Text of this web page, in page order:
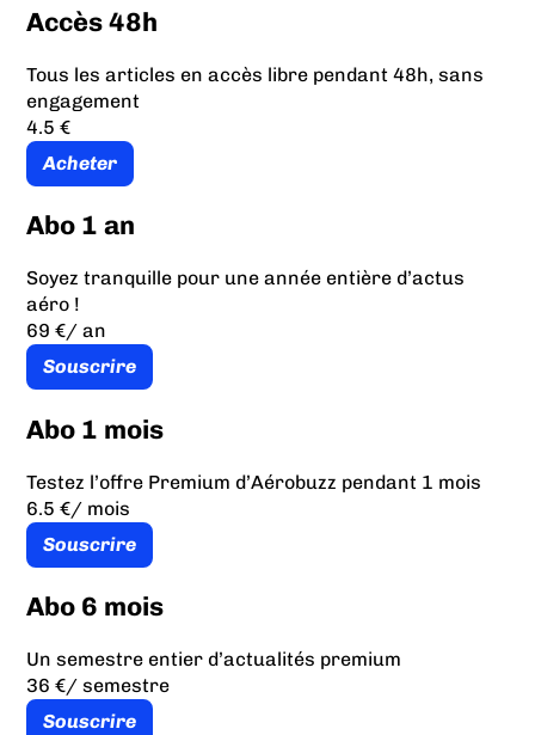
Accès 48h
Tous les articles en accès libre pendant 48h, sans
engagement
4.5 €
Acheter
Abo 1 an
Soyez tranquille pour une année entière d’actus
aéro !
69 €/ an
Souscrire
Abo 1 mois
Testez l’offre Premium d’Aérobuzz pendant 1 mois
6.5 €/ mois
Souscrire
Abo 6 mois
Un semestre entier d’actualités premium
36 €/ semestre
Souscrire